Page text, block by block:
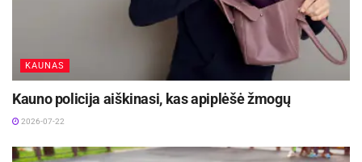
KAUNAS
Kauno policija aiškinasi, kas apiplėšė žmogų
2026-07-22